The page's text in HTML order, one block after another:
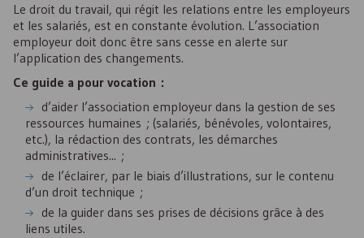
Le droit du travail, qui régit les relations entre les employeurs
et les salariés, est en constante évolution. L’association
employeur doit donc être sans cesse en alerte sur
l’application des changements.
Ce guide a pour vocation :
d’aider l’association employeur dans la gestion de ses
ressources humaines ; (salariés, bénévoles, volontaires,
etc.), la rédaction des contrats, les démarches
administratives... ;
de l’éclairer, par le biais d’illustrations, sur le contenu
d’un droit technique ;
de la guider dans ses prises de décisions grâce à des
liens utiles.